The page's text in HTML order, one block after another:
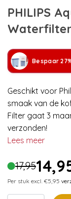
PHILIPS
Bespaar
Geschikt voor
smaak van de
Filter gaat 3
verzonden!
Lees meer
17,95
Per stuk excl. €5,95